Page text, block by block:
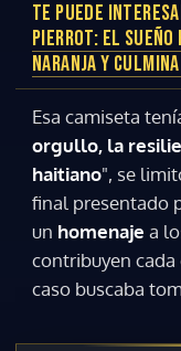
TE PUEDE
PIERROT: EL
NARANJA Y
Esa camiseta
orgullo, la
haitiano", se
final presentado
un homenaje a
contribuyen
caso buscaba